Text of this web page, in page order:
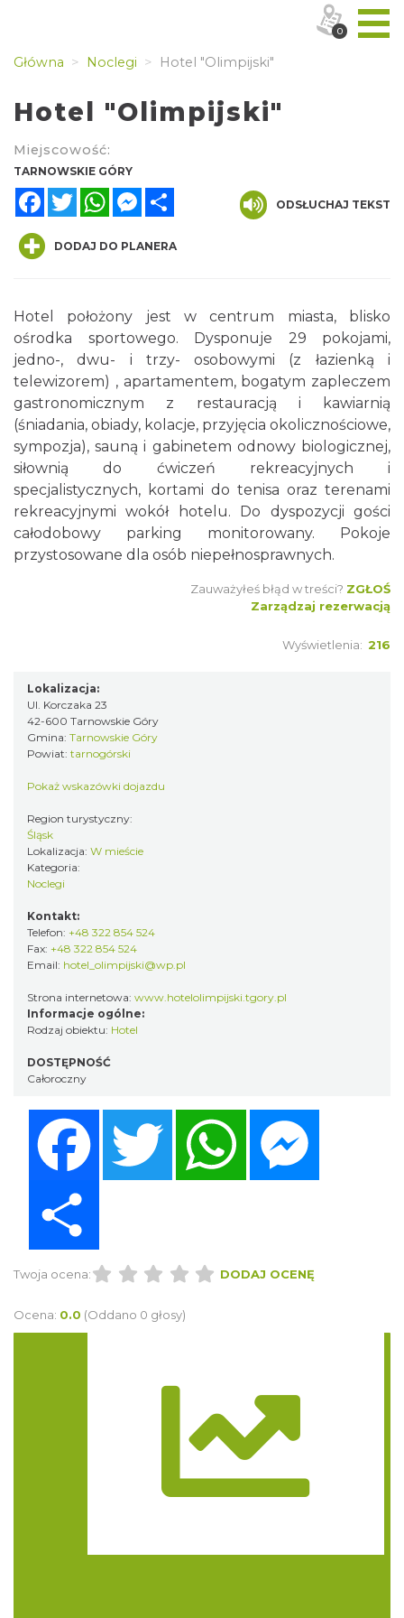
Główna Noclegi Hotel "Olimpijski"
Hotel "Olimpijski"
Miejscowość:
TARNOWSKIE GÓRY
FacebookTwitterWhatsAppMessenger
ODSŁUCHAJ TEKST
DODAJ DO PLANERA
Hotel położony jest w centrum miasta, blisko
ośrodka sportowego. Dysponuje 29 pokojami,
jedno-, dwu- i trzy- osobowymi (z łazienką i
telewizorem) , apartamentem, bogatym zapleczem
gastronomicznym z restauracją i kawiarnią
(śniadania, obiady, kolacje, przyjęcia okolicznościowe,
sympozja), sauną i gabinetem odnowy biologicznej,
siłownią do ćwiczeń rekreacyjnych i
specjalistycznych, kortami do tenisa oraz terenami
rekreacyjnymi wokół hotelu. Do dyspozycji gości
całodobowy parking monitorowany. Pokoje
przystosowane dla osób niepełnosprawnych.
Zauważyłeś błąd w treści? ZGŁOŚ
Zarządzaj rezerwacją
Wyświetlenia: 216
Lokalizacja:
Ul. Korczaka 23
42-600 Tarnowskie Góry
Gmina: Tarnowskie Góry
Powiat: tarnogórski
Pokaż wskazówki dojazdu
Region turystyczny:
Śląsk
Lokalizacja: W mieście
Kategoria:
Noclegi
Kontakt:
Telefon: +48 322 854 524
Fax: +48 322 854 524
Email: hotel_olimpijski@wp.pl
Strona internetowa: www.hotelolimpijski.tgory.pl
Informacje ogólne:
Rodzaj obiektu: Hotel
DOSTĘPNOŚĆ
Całoroczny
Twitter WhatsApp
Twoja ocena: DODAJ OCENĘ
Ocena: 0.0 (Oddano 0 głosy)
0